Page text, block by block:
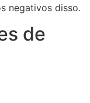
negativos disso.
de